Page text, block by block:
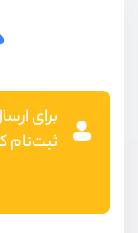
برای
ثبت‌نام